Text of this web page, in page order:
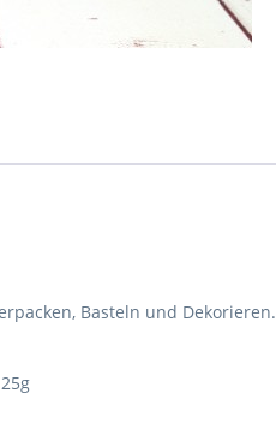
Basteln und Dekorieren.